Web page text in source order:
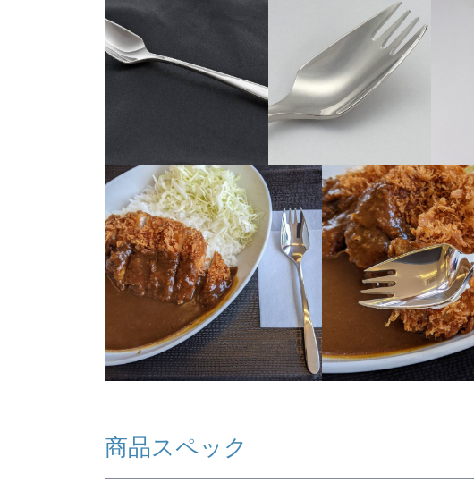
商品スペック